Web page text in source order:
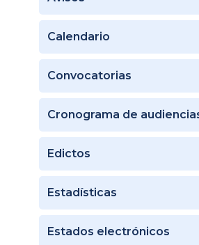
Calendario
Convocatorias
Cronograma de
Edictos
Estadísticas
Estados electrónicos